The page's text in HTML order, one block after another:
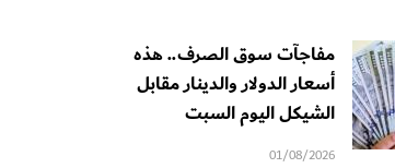
مفاجآت سوق الصرف.. هذه
أسعار الدولار والدينار مقابل
الشيكل اليوم السبت
01/08/2026